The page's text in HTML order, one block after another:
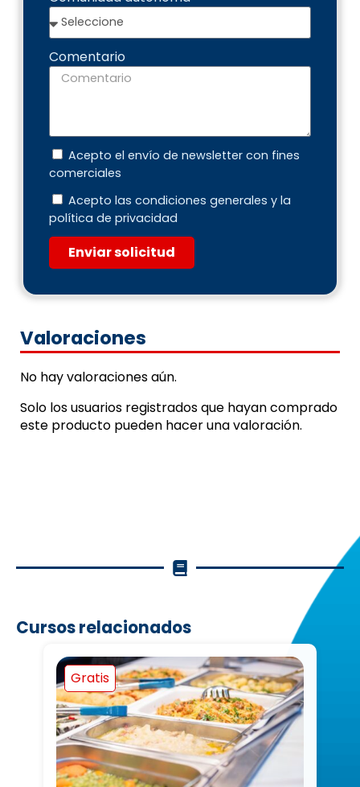
Comentario
Acepto el envío de newsletter con fines
comerciales
Acepto las condiciones generales y la
política de privacidad
Enviar solicitud
Valoraciones
No hay valoraciones aún.
Solo los usuarios registrados que hayan comprado
este producto pueden hacer una valoración.
Cursos relacionados
Gratis